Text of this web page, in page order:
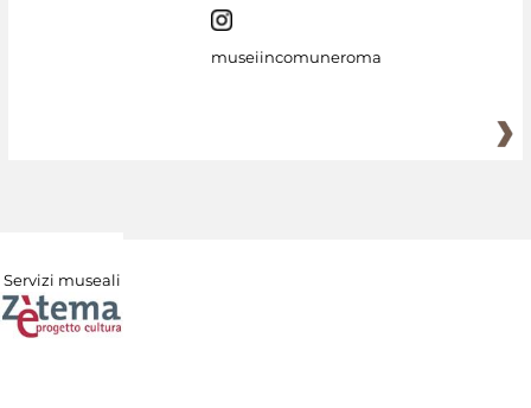
museiincomuneroma
Servizi museali